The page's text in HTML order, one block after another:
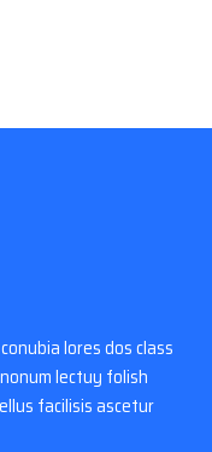
lores dos class
lectuy folish
facilisis ascetur